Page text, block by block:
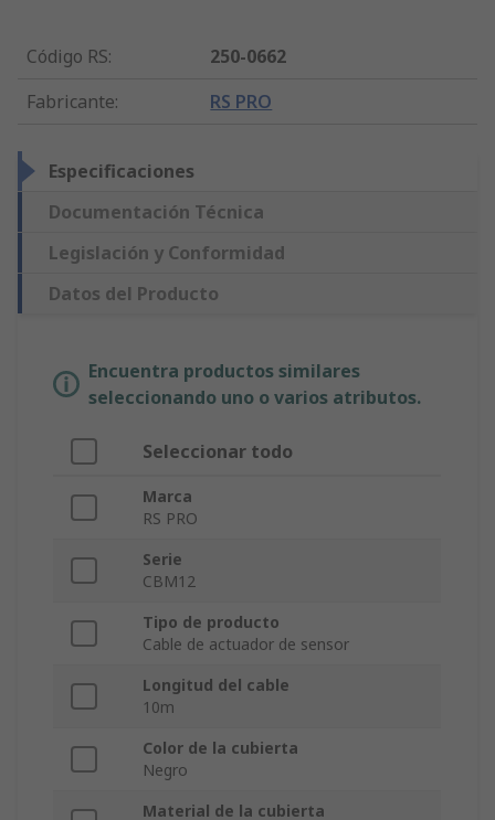
Código RS:
250-0662
Fabricante: RS PRO
Especificaciones
Documentación Técnica
Legislación y Conformidad
Datos del Producto
Encuentra productos similares
seleccionando uno o varios atributos.
Seleccionar todo
Marca
RS PRO
Serie
CBM12
Tipo de producto
Cable de actuador de sensor
Longitud del cable
10m
Color de la cubierta
Negro
Material de la cubierta